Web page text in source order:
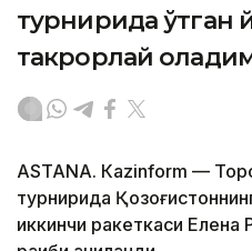
турнирида ўтган
такрорлай
ASTANА. Кazinform —
турнирида
иккинчи ракеткаси Елена